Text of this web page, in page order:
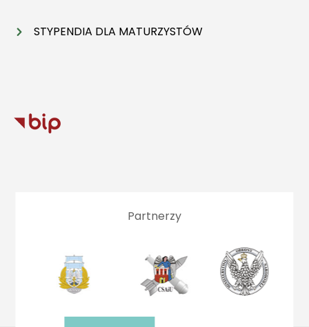
STYPENDIA DLA MATURZYSTÓW
Partnerzy